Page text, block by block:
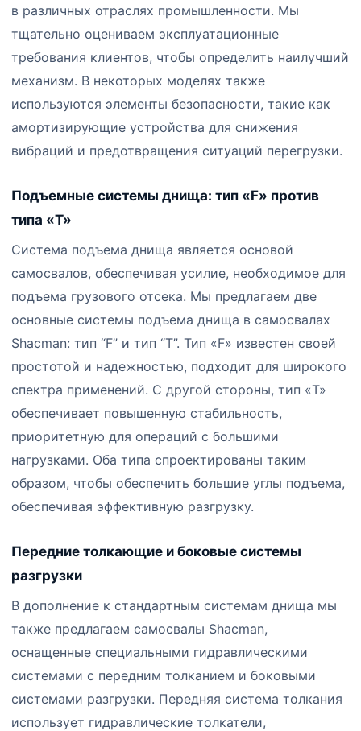
в различных отраслях промышленности. Мы
тщательно оцениваем эксплуатационные
требования клиентов, чтобы определить наилучший
механизм. В некоторых моделях также
используются элементы безопасности, такие как
амортизирующие устройства для снижения
вибраций и предотвращения ситуаций перегрузки.
Подъемные системы днища: тип «F» против
типа «T»
Система подъема днища является основой
самосвалов, обеспечивая усилие, необходимое для
подъема грузового отсека. Мы предлагаем две
основные системы подъема днища в самосвалах
Shacman: тип “F” и тип “T”. Тип «F» известен своей
простотой и надежностью, подходит для широкого
спектра применений. С другой стороны, тип «T»
обеспечивает повышенную стабильность,
приоритетную для операций с большими
нагрузками. Оба типа спроектированы таким
образом, чтобы обеспечить большие углы подъема,
обеспечивая эффективную разгрузку.
Передние толкающие и боковые системы
разгрузки
В дополнение к стандартным системам днища мы
также предлагаем самосвалы Shacman,
оснащенные специальными гидравлическими
системами с передним толканием и боковыми
системами разгрузки. Передняя система толкания
использует гидравлические толкатели,